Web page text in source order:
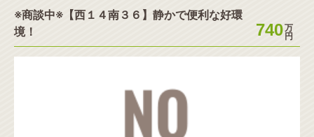
※商談中※【西１４南３６】静かで便利な好環
境！
740万
円